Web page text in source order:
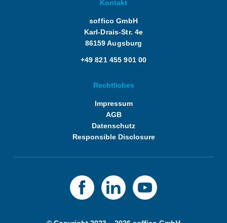
Kontakt
soffico GmbH
Karl-Drais-Str. 4e
86159 Augsburg
+49 821 455 901 00
Rechtliches
Impressum
AGB
Datenschutz
Responsible Disclosure